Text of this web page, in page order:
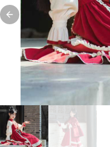
Previous slide